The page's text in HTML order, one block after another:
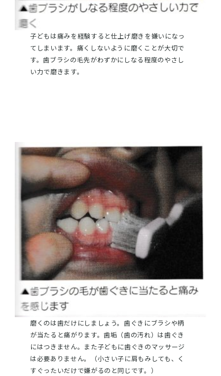
子どもは痛みを経験すると仕上げ磨きを嫌いになっ
てしまいます。痛くしないように磨くことが大切で
す。歯ブラシの毛先がわずかにしなる程度のやさし
い力で磨きます。
磨くのは歯だけにしましょう。歯ぐきにブラシや柄
が当たると痛がります。歯垢（歯の汚れ）は歯ぐき
にはつきません。また子どもに歯ぐきのマッサージ
は必要ありません。（小さい子に肩もみしても、く
すぐったいだけで嫌がるのと同じです。）